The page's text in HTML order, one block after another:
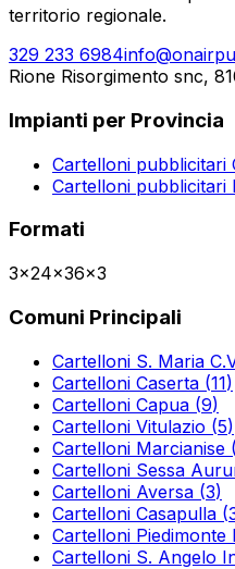
territorio regionale.
329 233 6984
Rione Risorgimento snc,
Impianti per Provincia
Cartelloni pubblicitari
Cartelloni pubblicitari
Formati
3x24x36x3
Comuni Principali
Cartelloni S. Maria
Cartelloni Caserta (11)
Cartelloni Capua (9)
Cartelloni Vitulazio (5)
Cartelloni Marcianise (
Cartelloni Sessa
Cartelloni Aversa (3)
Cartelloni Casapulla (
Cartelloni Piedimonte
Cartelloni S. Angelo